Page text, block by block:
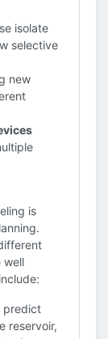
isolate
selective
new
is
well
predict
reservoir,